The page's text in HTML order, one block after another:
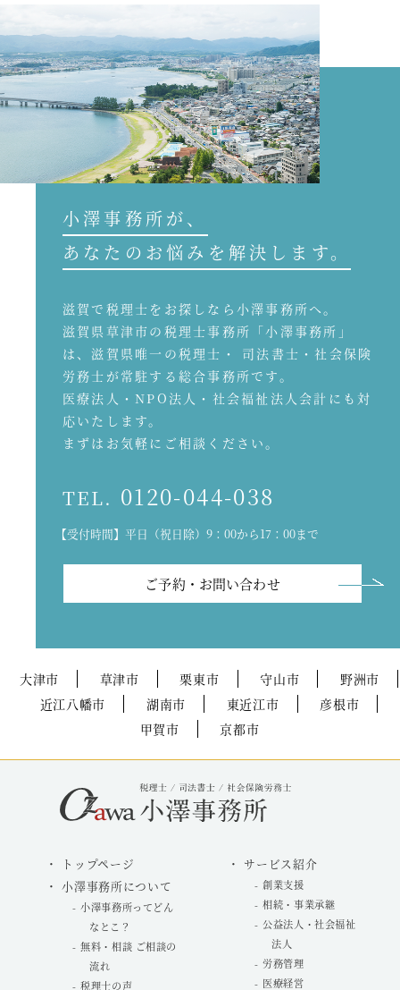
小澤事務所が、
あなたのお悩みを解決します。
滋賀で税理士をお探しなら小澤事務所へ。
滋賀県草津市の税理士事務所「小澤事務所」
は、滋賀県唯一の税理士・ 司法書士・社会保険
労務士が常駐する総合事務所です。
医療法人・NPO法人・社会福祉法人会計にも対
応いたします。
まずはお気軽にご相談ください。
TEL. 0120-044-038
【受付時間】平日（祝日除）9：00から17：00まで
ご予約・お問い合わせ
大津市 草津市 栗東市 守山市
野洲市
近江八幡市
湖南市 東近江市
彦根市
甲賀市
京都市
トップページ
小澤事務所について
小澤事務所ってどん
なとこ？
無料・相談 ご相談の
流れ
税理士の声
サービス紹介
創業支援
相続・事業承継
公益法人・社会福祉
法人
労務管理
医療経営